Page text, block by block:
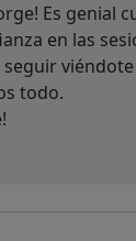
Es genial
en las
todo.